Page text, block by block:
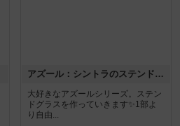
アズール：シントラのステンドグラス
大好きなアズールシリーズ。ステン
ドグラスを作っていきます✨1部よ
り自由...